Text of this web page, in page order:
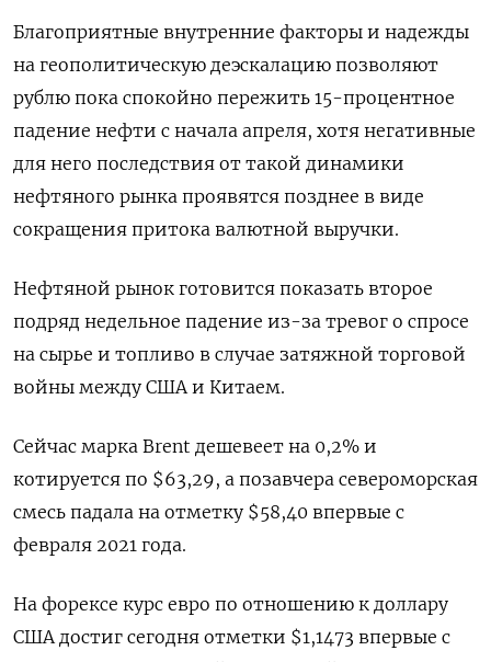
Благоприятные внутренние факторы и надежды
на геополитическую деэскалацию позволяют
рублю пока спокойно пережить 15-процентное
падение нефти с начала апреля, хотя негативные
для него последствия от такой динамики
нефтяного рынка проявятся позднее в виде
сокращения притока валютной выручки.
Нефтяной рынок готовится показать второе
подряд недельное падение из-за тревог о спросе
на сырье и топливо в случае затяжной торговой
войны между США и Китаем.
Сейчас марка Brent дешевеет на 0,2% и
котируется по $63,29, а позавчера североморская
смесь падала на отметку $58,40 впервые с
февраля 2021 года.
На форексе курс евро по отношению к доллару
США достиг сегодня отметки $1,1473 впервые с